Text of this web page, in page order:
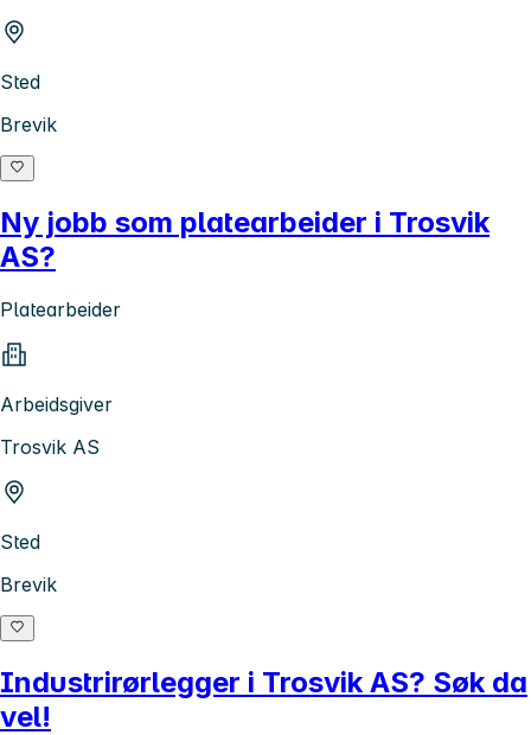
Sted
Brevik
Ny jobb som platearbeider i Trosvik
AS?
Platearbeider
Arbeidsgiver
Trosvik AS
Sted
Brevik
Industrirørlegger i Trosvik AS? Søk da
vel!